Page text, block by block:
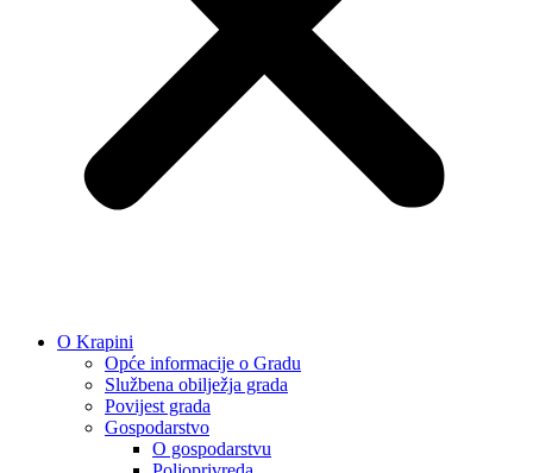
O Krapini
Opće informacije o Gradu
Službena obilježja grada
Povijest grada
Gospodarstvo
O gospodarstvu